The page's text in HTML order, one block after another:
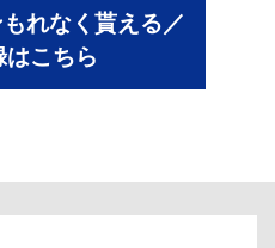
れなく貰える／
こちら